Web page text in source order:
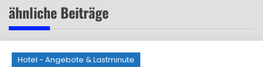
ähnliche Beiträge
Hotel - Angebote & Lastminute